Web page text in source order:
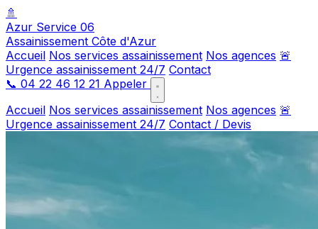
🚿
Azur Service 06
Assainissement Côte d'Azur
Accueil Nos services assainissement Nos agences 🚨
Urgence assainissement 24/7 Contact
📞 04 22 46 12 21 Appeler
Accueil Nos services assainissement Nos agences 🚨
Urgence assainissement 24/7 Contact / Devis